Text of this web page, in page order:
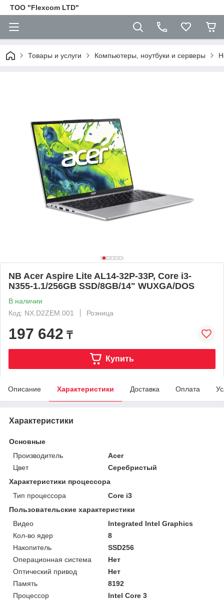
ТОО "Flexcom LTD"
Товары и услуги Компьютеры, ноутбуки и серверы
NB Acer Aspire Lite AL14-32P-33P, Core i3-
N355-1.1/256GB SSD/8GB/14" WUXGA/DOS
В наличии
Код: NX.D2ZEM.001
Розница
197 642 ₸
Купить
Описание Характеристики Доставка Оплата
Характеристики
Основные
Производитель
Acer
Цвет
Серебристый
Характеристики процессора
Тип процессора
Core i3
Пользовательские характеристики
Видео
Integrated Intel Graphics
Кол-во ядер
8
Накопитель
SSD256
Операционная система
Нет
Оптический привод
Нет
Память
8192
Процессор
Intel Core 3